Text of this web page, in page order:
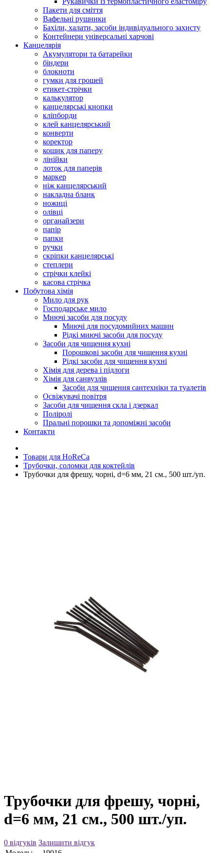
Пакети для сміття
Вафельні рушники
Бахіли, халати, засоби індивідуального захисту
Контейнери універсальні харчові
Канцелярія
Акумулятори та батарейки
біндери
блокноти
гумки для грошей
етикет-стрічки
калькулятор
канцелярські кнопки
кліпборди
клей канцелярський
конверти
коректор
кошик для паперу
лінійки
лоток для паперів
маркер
ніж канцелярський
накладна бланк
ножиці
олівці
органайзери
папір
папки
ручки
скріпки канцелярські
степлери
стрічки клейкі
касова стрічка
Побутова хімія
Мило для рук
Господарське мило
Миючі засоби для посуду
Миючі для посудомийних машин
Рідкі миючі засоби для посуду
Засоби для чищення кухні
Порошкові засоби для чищення кухні
Рідкі засоби для чищення кухні
Хімія для дерева і підлоги
Хімія для санвузлів
Засоби для чищення сантехніки та туалетів
Освіжувачі повітря
Засоби для чищення скла і дзеркал
Поліролі
Пральні порошки та допоміжні засоби
Контакти
Товари для HoReCa
Трубочки, соломки для коктейлів
Трубочки для фрешу, чорні, d=6 мм, 21 см., 500 шт./уп.
Трубочки для фрешу, чорні,
d=6 мм, 21 см., 500 шт./уп.
0 відгуків Залишити відгук